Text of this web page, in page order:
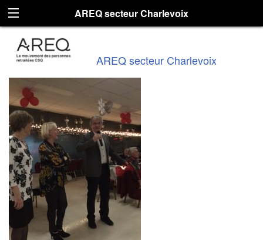
AREQ secteur Charlevoix
AREQ secteur Charlevoix